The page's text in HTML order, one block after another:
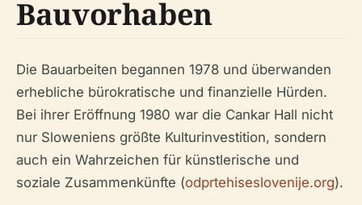
Bauvorhaben
Die Bauarbeiten begannen 1978 und überwanden
erhebliche bürokratische und finanzielle Hürden.
Bei ihrer Eröffnung 1980 war die Cankar Hall nicht
nur Sloweniens größte Kulturinvestition, sondern
auch ein Wahrzeichen für künstlerische und
soziale Zusammenkünfte (odprtehiseslovenije.org).